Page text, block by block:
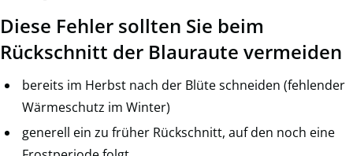
Diese Fehler sollten Sie beim
Rückschnitt der Blauraute vermeiden
bereits im Herbst nach der Blüte schneiden (fehlender
Wärmeschutz im Winter)
generell ein zu früher Rückschnitt, auf den noch eine